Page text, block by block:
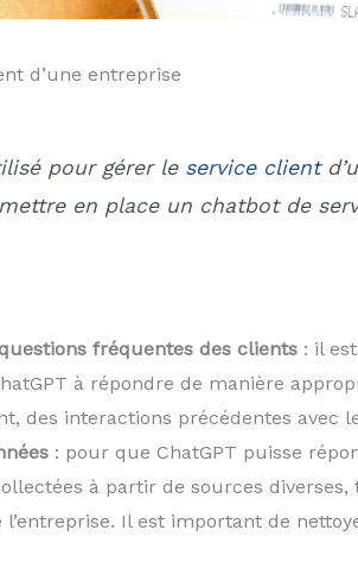
d’une entreprise
pour gérer le service client
en place un chatbot de
fréquentes des clients : il
à répondre de manière
des interactions précédentes avec
: pour que ChatGPT puisse
à partir de sources
l’entreprise. Il est important de